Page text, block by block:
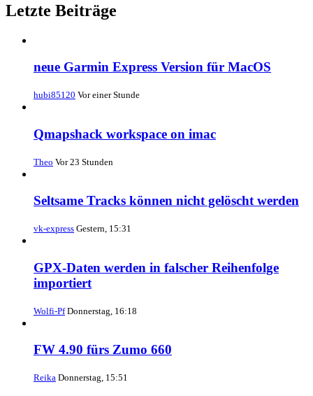
Letzte Beiträge
neue Garmin Express Version für MacOS
hubi85120 Vor einer Stunde
Qmapshack workspace on imac
Theo Vor 23 Stunden
Seltsame Tracks können nicht gelöscht werden
vk-express Gestern, 15:31
GPX-Daten werden in falscher Reihenfolge
importiert
Wolfi-Pf Donnerstag, 16:18
FW 4.90 fürs Zumo 660
Reika Donnerstag, 15:51